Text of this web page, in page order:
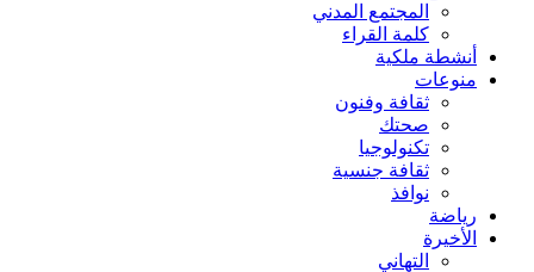
المجتمع المدني
كلمة القراء
أنشطة ملكية
منوعات
ثقافة وفنون
صحتك
تكنولوجيا
ثقافة جنسية
نوافذ
رياضة
الأخيرة
التهاني